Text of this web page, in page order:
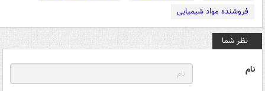
فروشنده مواد شیمیایی
نظر شما
نام